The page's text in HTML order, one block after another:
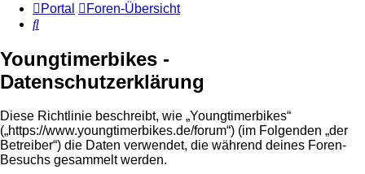
Portal
Foren-Übersicht
Suche
Youngtimerbikes -
Datenschutzerklärung
Diese Richtlinie beschreibt, wie „Youngtimerbikes“
(„https://www.youngtimerbikes.de/forum“) (im Folgenden „der
Betreiber“) die Daten verwendet, die während deines Foren-
Besuchs gesammelt werden.